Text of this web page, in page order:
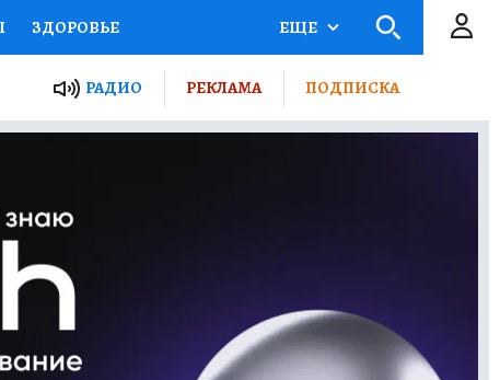
ЗДОРОВЬЕ
РОССИИ
ПУТЕВОДИТЕЛЬ
ПОТРЕБИТЕЛЯ
ЕЩЕ
РАДИО РЕКЛАМА ПОДПИСКА